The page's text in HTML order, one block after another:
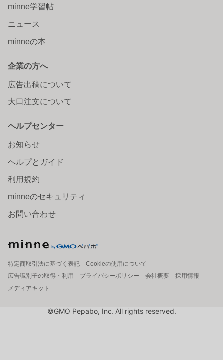
minne学習帖
ニュース
minneの本
企業の方へ
広告出稿について
大口注文について
ヘルプセンター
お知らせ
ヘルプとガイド
利用規約
minneのセキュリティ
お問い合わせ
特定商取引法に基づく表記
Cookieの使用について
広告識別子の取得・利用
プライバシーポリシー 会社概要
採用情報
メディアキット
©GMO Pepabo, Inc. All rights reserved.